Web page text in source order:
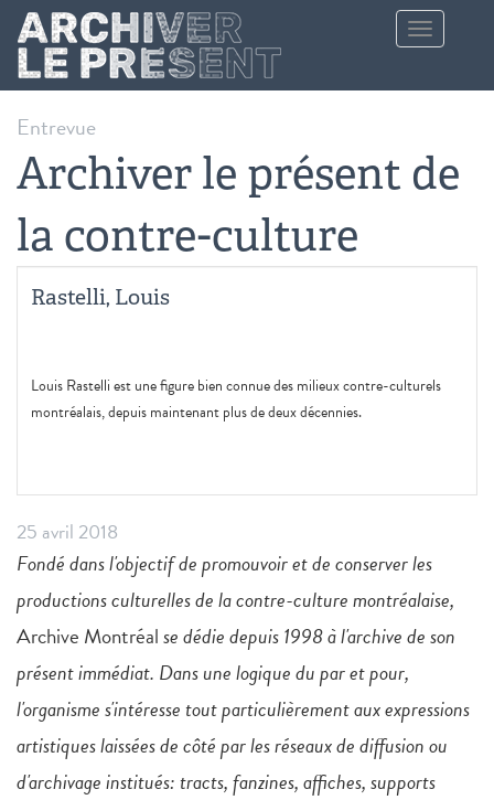
Aller au contenu principal
Toggle
navigation
Entrevue
Archiver le présent de
la contre-culture
Rastelli, Louis
Louis Rastelli est une figure bien connue des milieux contre-culturels
montréalais, depuis maintenant plus de deux décennies.
25 avril 2018
Fondé dans l'objectif de promouvoir et de conserver les
productions culturelles de la contre-culture montréalaise,
Archive Montréalse dédie depuis 1998 à l'archive de son
présent immédiat. Dans une logique du par et pour,
l'organisme s'intéresse tout particulièrement aux expressions
artistiques laissées de côté par les réseaux de diffusion ou
d'archivage institués: tracts, fanzines, affiches, supports